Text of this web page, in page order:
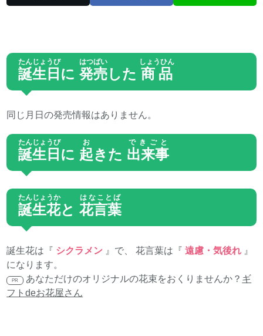
誕生日
たんじょうび
に発売
はつばい
した商品
しょうひん
同じ月日の発売情報はありません。
誕生日
たんじょうび
に 起
お
きた 出来事
できごと
誕生花
たんじょうか
と花言葉
はなことば
誕生花は『 シクラメン 』で、 花言葉は『遠慮・気後れ 』
になります。
PR あなただけのオリジナルの花束をおくりませんか？ ギ
フトdeお花屋さん